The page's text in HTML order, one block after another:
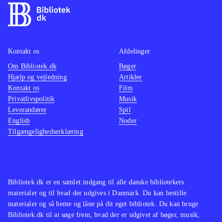
Bibliotek.dk er en samlet indgang til alle danske bibliotekers
materialer og til hvad der udgives i Danmark. Du kan bestille
materialer og så hente og låne på dit eget bibliotek. Du kan bruge
Bibliotek.dk til at søge frem, hvad der er udgivet af bøger, musik,
Kontakt os
Om Bibliotek.dk
Hjælp og vejledning
Kontakt os
Privatlivspolitik
Leverandører
English
Tilgængelighedserklæring
Afdelinger
Bøger
Artikler
Film
Musik
Spil
Noder